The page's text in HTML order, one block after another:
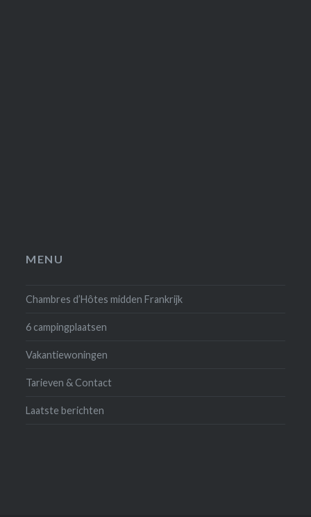
MENU
Chambres d’Hôtes midden Frankrijk
6 campingplaatsen
Vakantiewoningen
Tarieven & Contact
Laatste berichten